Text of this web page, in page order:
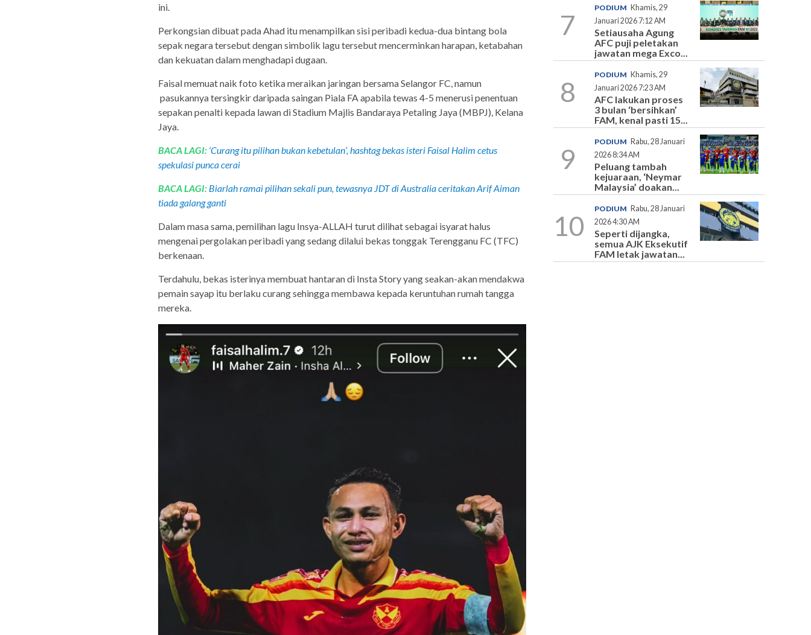
ini.
Perkongsian dibuat pada Ahad itu menampilkan sisi peribadi kedua-dua bintang bola
sepak negara tersebut dengan simbolik lagu tersebut mencerminkan harapan, ketabahan
dan kekuatan dalam menghadapi dugaan.
Faisal memuat naik foto ketika meraikan jaringan bersama Selangor FC, namun
pasukannya tersingkir daripada saingan Piala FA apabila tewas 4-5 menerusi penentuan
sepakan penalti kepada lawan di Stadium Majlis Bandaraya Petaling Jaya (MBPJ), Kelana
Jaya.
BACA LAGI: ‘Curang itu pilihan bukan kebetulan’, hashtag bekas isteri Faisal Halim cetus
spekulasi punca cerai
BACA LAGI: Biarlah ramai pilihan sekali pun, tewasnya JDT di Australia ceritakan Arif Aiman
tiada galang ganti
Dalam masa sama, pemilihan lagu Insya-ALLAH turut dilihat sebagai isyarat halus
mengenai pergolakan peribadi yang sedang dilalui bekas tonggak Terengganu FC (TFC)
berkenaan.
Terdahulu, bekas isterinya membuat hantaran di Insta Story yang seakan-akan mendakwa
pemain sayap itu berlaku curang sehingga membawa kepada keruntuhan rumah tangga
mereka.
7
PODIUM Khamis, 29
Januari 2026 7:12 AM
Setiausaha Agung
AFC puji peletakan
jawatan mega Exco...
8
PODIUM Khamis, 29
Januari 2026 7:23 AM
AFC lakukan proses
3 bulan ‘bersihkan’
FAM, kenal pasti 15...
9
PODIUM Rabu, 28 Januari
2026 8:34 AM
Peluang tambah
kejuaraan, ‘Neymar
Malaysia’ doakan...
10
PODIUM Rabu, 28 Januari
2026 4:30 AM
Seperti dijangka,
semua AJK Eksekutif
FAM letak jawatan...